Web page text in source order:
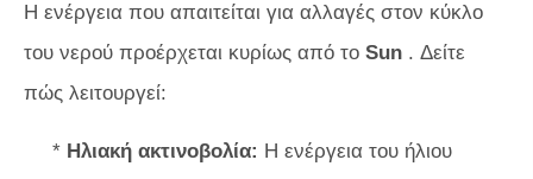
Η ενέργεια που απαιτείται για αλλαγές στον κύκλο
του νερού προέρχεται κυρίως από το Sun . Δείτε
πώς λειτουργεί:
* Ηλιακή ακτινοβολία: Η ενέργεια του ήλιου